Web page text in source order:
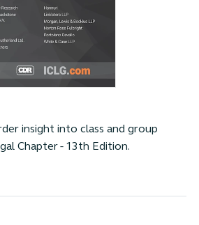
insight into class and group
Chapter - 13th Edition.